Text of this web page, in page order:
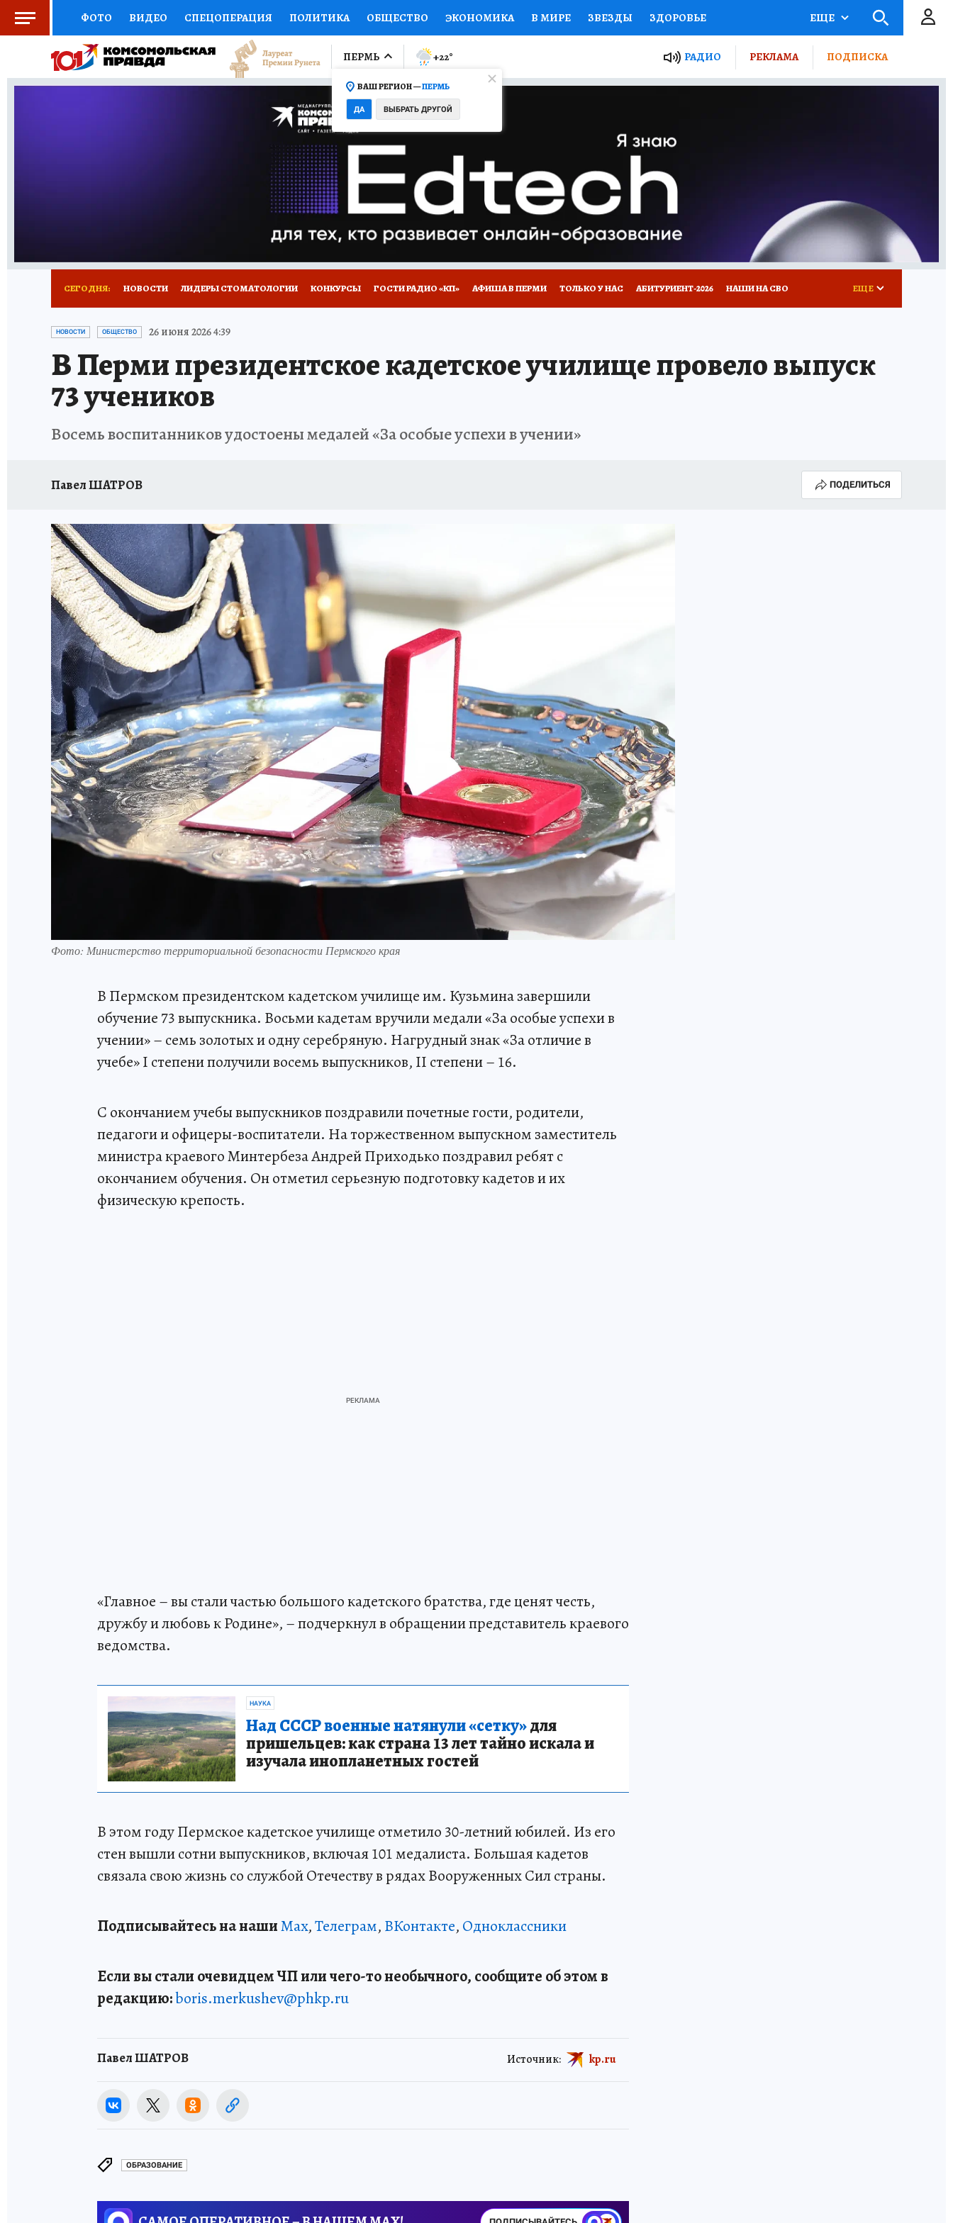
ФОТО ВИДЕО СПЕЦОПЕРАЦИЯ ПОЛИТИКА ОБЩЕСТВО ЭКОНОМИКА В МИРЕ ЗВЕЗДЫ ЗДОРОВЬЕ
СОЦПОДДЕРЖКА НАУКА СПОРТ КОЛУМНИСТЫ ПРОИСШЕСТВИЯ НАЦИОНАЛЬНЫЕ ПРОЕКТЫ РОССИИ
ВЫБОР ЭКСПЕРТОВ ДОКТОР ФИНАНСЫ ОТКРЫВАЕМ МИР Я ЗНАЮ СЕМЬЯ ЖЕНСКИЕ СЕКРЕТЫ ПУТЕВОДИТЕЛЬ
ПРОГНОЗЫ НА СПОРТ ПРОМОКОДЫ СЕРИАЛЫ
ТЕЛЕВИЗОР КОЛЛЕКЦИИ КОНКУРСЫ ГИД ПОТРЕБИТЕЛЯ
НОВОЕ НА САЙТЕ
ЕЩЕ
ПЕРМЬ
ВАШ РЕГИОН —ПЕРМЬ
ДА ВЫБРАТЬ ДРУГОЙ
+22° РАДИО РЕКЛАМА ПОДПИСКА
СЕГОДНЯ: НОВОСТИ ЛИДЕРЫ СТОМАТОЛОГИИ КОНКУРСЫ ГОСТИ РАДИО «КП» АФИША В ПЕРМИ ТОЛЬКО У НАС АБИТУРИЕНТ-2026 НАШИ НА СВО
ВОЕНКОРЫ УКРАИНА: СВОДКА
СНЕГОПАД ВЕКА НАСТОЯЩИЕ ЛЮДИ ОТДЫХ В РОССИИ ЗАПОВЕДНАЯ РОССИЯ ГЕРОИ В БЕЛЫХ ХАЛАТАХ ВЫБОРЫ ГУБЕРНАТОРА
КЛИНИКА ГОДА 2025
ИСПЫТАНО НА СЕБЕ КЛИНИКА ГОДА-2024
ЕЩЕ
НОВОСТИ ОБЩЕСТВО 26 июня 2026 4:39
В Перми президентское кадетское училище провело выпуск
73 учеников
Восемь воспитанников удостоены медалей «За особые успехи в учении»
Павел ШАТРОВ ПОДЕЛИТЬСЯ
Фото: Министерство территориальной безопасности Пермского края
В Пермском президентском кадетском училище им. Кузьмина завершили
обучение 73 выпускника. Восьми кадетам вручили медали «За особые успехи в
учении» – семь золотых и одну серебряную. Нагрудный знак «За отличие в
учебе» I степени получили восемь выпускников, II степени – 16.
С окончанием учебы выпускников поздравили почетные гости, родители,
педагоги и офицеры-воспитатели. На торжественном выпускном заместитель
министра краевого Минтербеза Андрей Приходько поздравил ребят с
окончанием обучения. Он отметил серьезную подготовку кадетов и их
физическую крепость.
«Главное – вы стали частью большого кадетского братства, где ценят честь,
дружбу и любовь к Родине», – подчеркнул в обращении представитель краевого
ведомства.
НАУКА
Над СССР военные натянули «сетку»для
пришельцев: как страна 13 лет тайно искала и
изучала инопланетных гостей
В этом году Пермское кадетское училище отметило 30-летний юбилей. Из его
стен вышли сотни выпускников, включая 101 медалиста. Большая кадетов
связала свою жизнь со службой Отечеству в рядах Вооруженных Сил страны.
Подписывайтесь на нашиMax,Телеграм, ВКонтакте, Одноклассники
Если вы стали очевидцем ЧП или чего-то необычного, сообщите об этом в
редакцию:boris.merkushev@phkp.ru
Павел ШАТРОВ Источник: kp.ru
ОБРАЗОВАНИЕ